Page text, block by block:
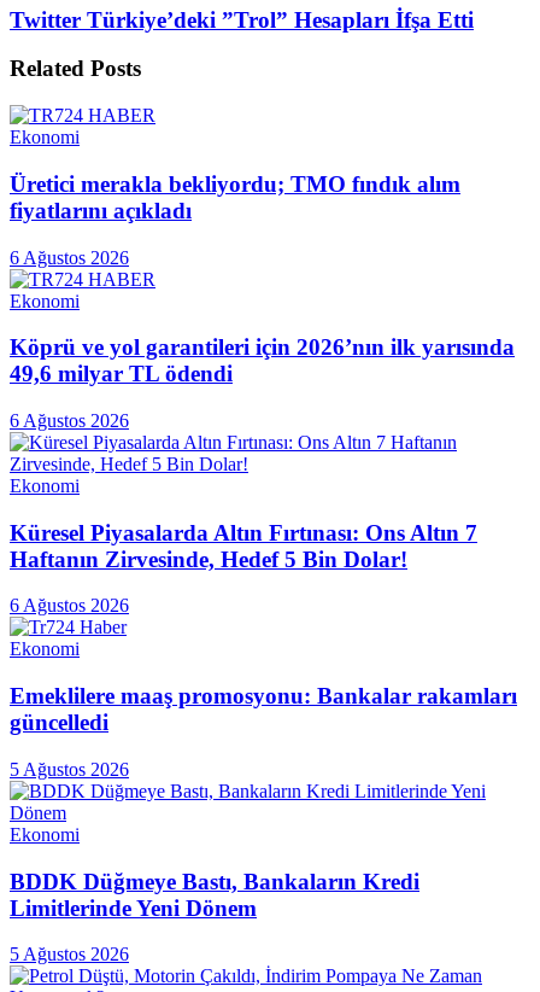
Twitter Türkiye’deki ”Trol” Hesapları İfşa Etti
Related Posts
Ekonomi
Üretici merakla bekliyordu; TMO fındık alım
fiyatlarını açıkladı
6 Ağustos 2026
Ekonomi
Köprü ve yol garantileri için 2026’nın ilk yarısında
49,6 milyar TL ödendi
6 Ağustos 2026
Ekonomi
Küresel Piyasalarda Altın Fırtınası: Ons Altın 7
Haftanın Zirvesinde, Hedef 5 Bin Dolar!
6 Ağustos 2026
Ekonomi
Emeklilere maaş promosyonu: Bankalar rakamları
güncelledi
5 Ağustos 2026
Ekonomi
BDDK Düğmeye Bastı, Bankaların Kredi
Limitlerinde Yeni Dönem
5 Ağustos 2026